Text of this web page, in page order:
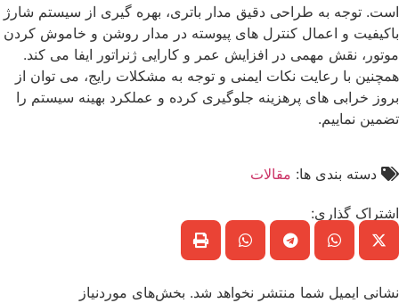
است. توجه به طراحی دقیق مدار باتری، بهره گیری از سیستم شارژ
باکیفیت و اعمال کنترل های پیوسته در مدار روشن و خاموش کردن
موتور، نقش مهمی در افزایش عمر و کارایی ژنراتور ایفا می کند.
همچنین با رعایت نکات ایمنی و توجه به مشکلات رایج، می توان از
بروز خرابی های پرهزینه جلوگیری کرده و عملکرد بهینه سیستم را
تضمین نماییم.
دسته بندی ها: مقالات
اشتراک گذاری:
نشانی ایمیل شما منتشر نخواهد شد. بخش‌های موردنیاز